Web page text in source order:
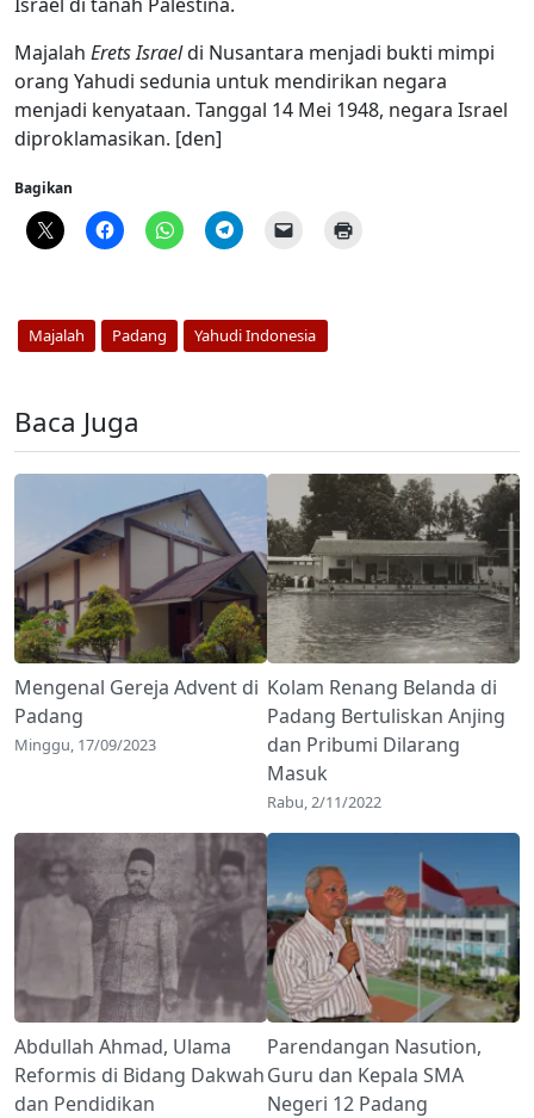
Israel di tanah Palestina.
Majalah Erets Israeldi Nusantara menjadi bukti mimpi
orang Yahudi sedunia untuk mendirikan negara
menjadi kenyataan. Tanggal 14 Mei 1948, negara Israel
diproklamasikan. [den]
Bagikan
Majalah Padang Yahudi Indonesia
Baca Juga
Mengenal Gereja Advent di
Padang
Minggu, 17/09/2023
Kolam Renang Belanda di
Padang Bertuliskan Anjing
dan Pribumi Dilarang
Masuk
Rabu, 2/11/2022
Abdullah Ahmad, Ulama
Reformis di Bidang Dakwah
dan Pendidikan
Parendangan Nasution,
Guru dan Kepala SMA
Negeri 12 Padang